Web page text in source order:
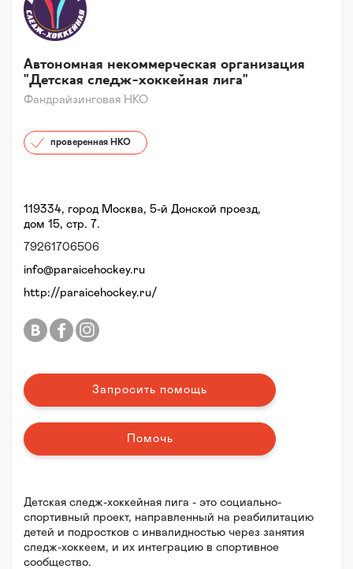
Фандрайзинговая НКО
Автономная некоммерческая организация
"Детская следж-хоккейная лига"
проверенная НКО
Детская следж-хоккейная лига - это социально-
спортивный проект, направленный на реабилитацию
детей и подростков с инвалидностью через занятия
следж-хоккеем, и их интеграцию в спортивное
сообщество.
119334, город Москва, 5-й Донской проезд,
дом 15, стр. 7.
79261706506
info@paraicehockey.ru
http://paraicehockey.ru/
Запросить помощь
Помочь